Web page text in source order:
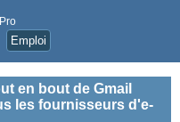
Emploi
en bout de Gmail
les fournisseurs d'e-